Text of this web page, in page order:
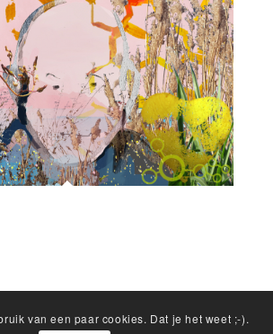
van een paar cookies. Dat je het weet ;-).